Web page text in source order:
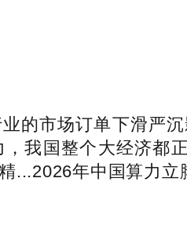
市场订单下滑严沉
我国整个大经济都
...2026年中国算力